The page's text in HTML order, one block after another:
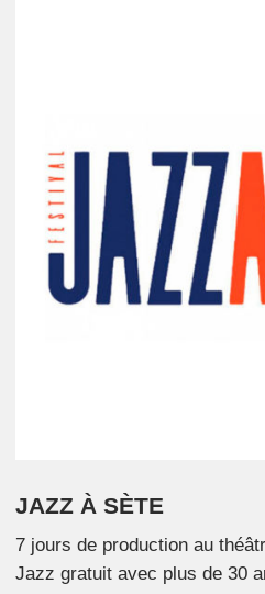
JAZZ À SÈTE
7 jours de production au
Jazz gratuit avec plus de 30